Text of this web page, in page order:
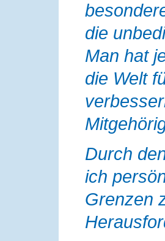
die
Man hat
die Welt
Durch
ich
Grenzen